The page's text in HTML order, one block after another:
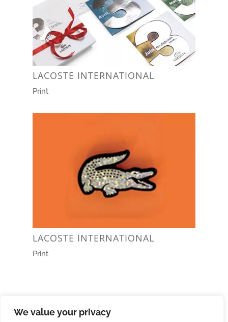
We value your privacy
LACOSTE INTERNATIONAL
Print
LACOSTE INTERNATIONAL
Print